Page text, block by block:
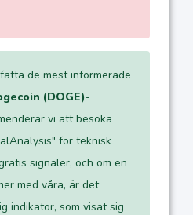
de mest informerade
(DOGE)-
vi att besöka
för teknisk
signaler, och om en
med våra, är det
indikator, som visat sig